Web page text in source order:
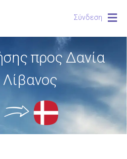
Σύνδεση
προς Δανία